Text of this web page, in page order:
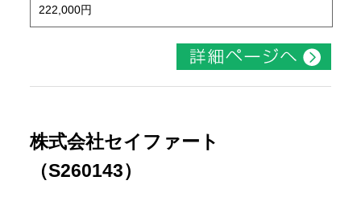
222,000円
株式会社セイファート
（S260143）